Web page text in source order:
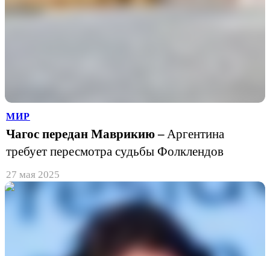
МИР
Чагос передан Маврикию – Аргентина
требует пересмотра судьбы Фолклендов
27 мая 2025